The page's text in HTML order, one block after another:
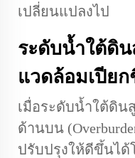
เปลี่ยนแปลงไป
ระดับน้ำใต้ดิ
แวดล้อมเปีย
เมื่อระดับน้ำใต้ดิน
ด้านบน
ปรับปรุงให้ดีขึ้นได้